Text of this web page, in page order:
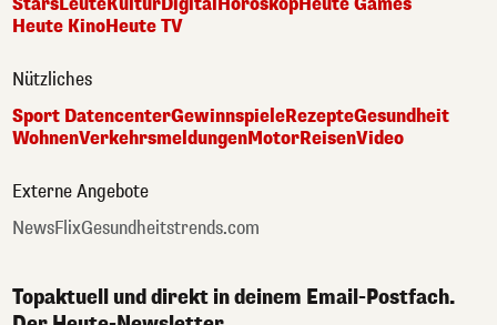
Heute KinoHeute TV
Nützliches
Sport DatencenterGewinnspieleRezepteGesundheit
WohnenVerkehrsmeldungenMotorReisenVideo
Externe Angebote
NewsFlixGesundheitstrends.com
Topaktuell und direkt in deinem Email-Postfach.